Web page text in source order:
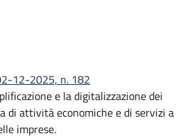
12-2025, n. 182
e la digitalizzazione dei
di attività economiche e di servizi a
imprese.